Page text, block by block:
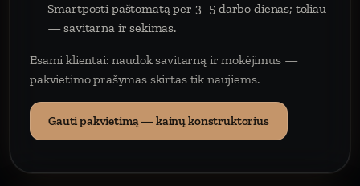
Smartposti paštomatą per 3–5 darbo dienas; toliau
— savitarna ir sekimas.
Esami klientai: naudok savitarną ir mokėjimus —
pakvietimo prašymas skirtas tik naujiems.
Gauti pakvietimą — kainų konstruktorius